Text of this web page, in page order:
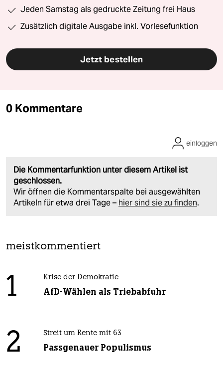
Jeden Samstag als gedruckte Zeitung frei Haus
Zusätzlich digitale Ausgabe inkl. Vorlesefunktion
Jetzt bestellen
0 Kommentare
Die Kommentarfunktion unter diesem Artikel ist
geschlossen.
Wir öffnen die Kommentarspalte bei ausgewählten
Artikeln für etwa drei Tage – hier sind sie zu finden.
einloggen
meistkommentiert
1 Krise der Demokratie
AfD-Wählen als Triebabfuhr
2 Streit um Rente mit 63
Passgenauer Populismus